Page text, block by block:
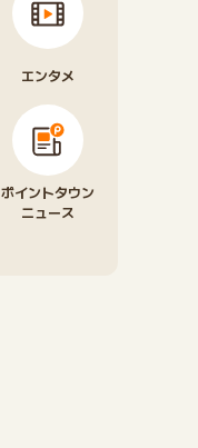
エンタメ
ポイントタウン
ニュース